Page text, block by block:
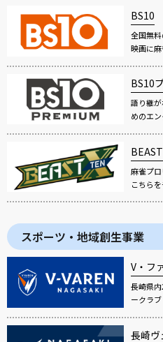
BS10
全国無
映画に
BS10
語り継
めのエ
麻雀プ
こちら
スポーツ・地域創生事業
V・フ
長崎県
ークラブ
長崎ヴ